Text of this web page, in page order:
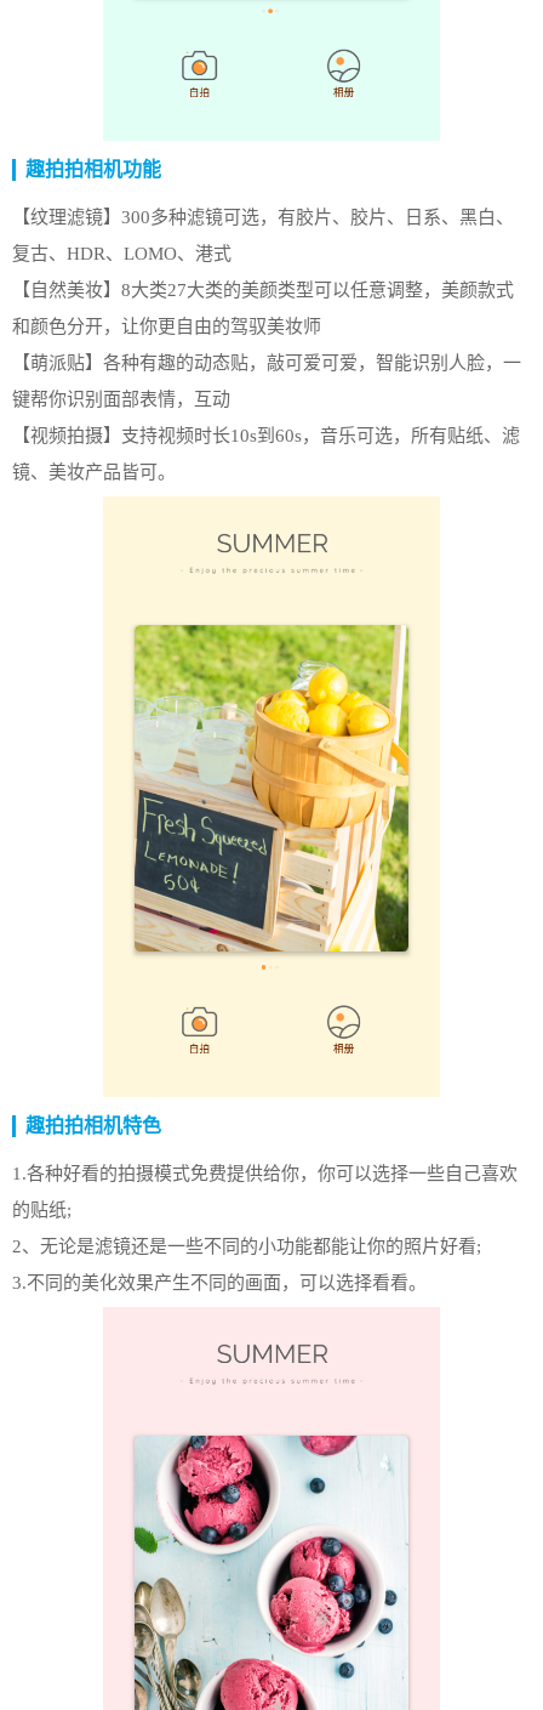
趣拍拍相机功能
【纹理滤镜】300多种滤镜可选，有胶片、胶片、日系、黑白、
复古、HDR、LOMO、港式
【自然美妆】8大类27大类的美颜类型可以任意调整，美颜款式
和颜色分开，让你更自由的驾驭美妆师
【萌派贴】各种有趣的动态贴，敲可爱可爱，智能识别人脸，一
键帮你识别面部表情，互动
【视频拍摄】支持视频时长10s到60s，音乐可选，所有贴纸、滤
镜、美妆产品皆可。
趣拍拍相机特色
1.各种好看的拍摄模式免费提供给你，你可以选择一些自己喜欢
的贴纸;
2、无论是滤镜还是一些不同的小功能都能让你的照片好看;
3.不同的美化效果产生不同的画面，可以选择看看。